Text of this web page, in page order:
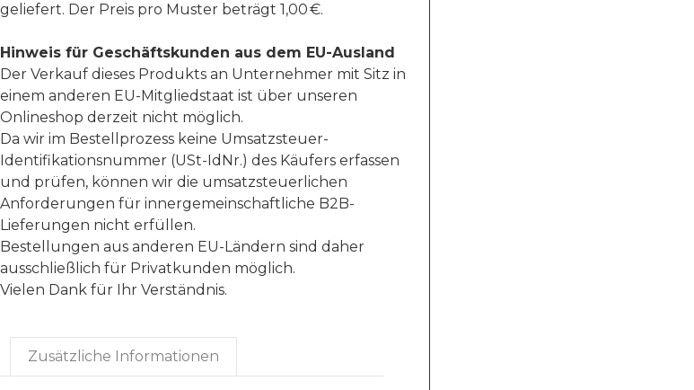
geliefert. Der Preis pro Muster beträgt 1,00 €.
Hinweis für Geschäftskunden aus dem EU-Ausland
Der Verkauf dieses Produkts an Unternehmer mit Sitz in
einem anderen EU-Mitgliedstaat ist über unseren
Onlineshop derzeit nicht möglich.
Da wir im Bestellprozess keine Umsatzsteuer-
Identifikationsnummer (USt-IdNr.) des Käufers erfassen
und prüfen, können wir die umsatzsteuerlichen
Anforderungen für innergemeinschaftliche B2B-
Lieferungen nicht erfüllen.
Bestellungen aus anderen EU-Ländern sind daher
ausschließlich für Privatkunden möglich.
Vielen Dank für Ihr Verständnis.
Zusätzliche Informationen